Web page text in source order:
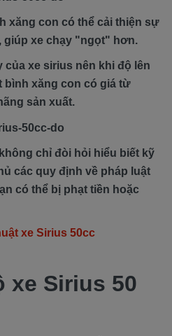
xăng con có thể cải thiện sự
giúp xe chạy "ngọt" hơn.
của xe sirius nên khi độ lên
bình xăng con có giá từ
sản xuất.
chỉ đòi hỏi hiểu biết kỹ
các quy định về pháp luật
có thể bị phạt tiền hoặc
xe Sirius 50cc
xe Sirius 50